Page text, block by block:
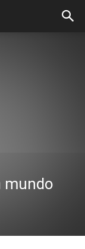
mundo